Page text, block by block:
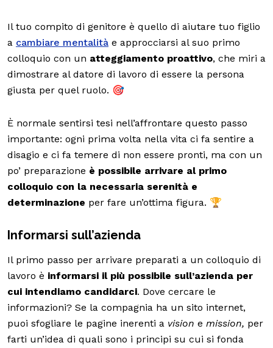
Il tuo compito di genitore è quello di aiutare tuo figlio
a cambiare mentalità e approcciarsi al suo primo
colloquio con un atteggiamento proattivo, che miri a
dimostrare al datore di lavoro di essere la persona
giusta per quel ruolo. 🎯
È normale sentirsi tesi nell’affrontare questo passo
importante: ogni prima volta nella vita ci fa sentire a
disagio e ci fa temere di non essere pronti, ma con un
po’ preparazione è possibile arrivare al primo
colloquio con la necessaria serenità e
determinazione per fare un’ottima figura. 🏆
Informarsi sull’azienda
Il primo passo per arrivare preparati a un colloquio di
lavoro è informarsi il più possibile sull’azienda per
cui intendiamo candidarci. Dove cercare le
informazioni? Se la compagnia ha un sito internet,
puoi sfogliare le pagine inerenti a vision e mission, per
farti un’idea di quali sono i principi su cui si fonda